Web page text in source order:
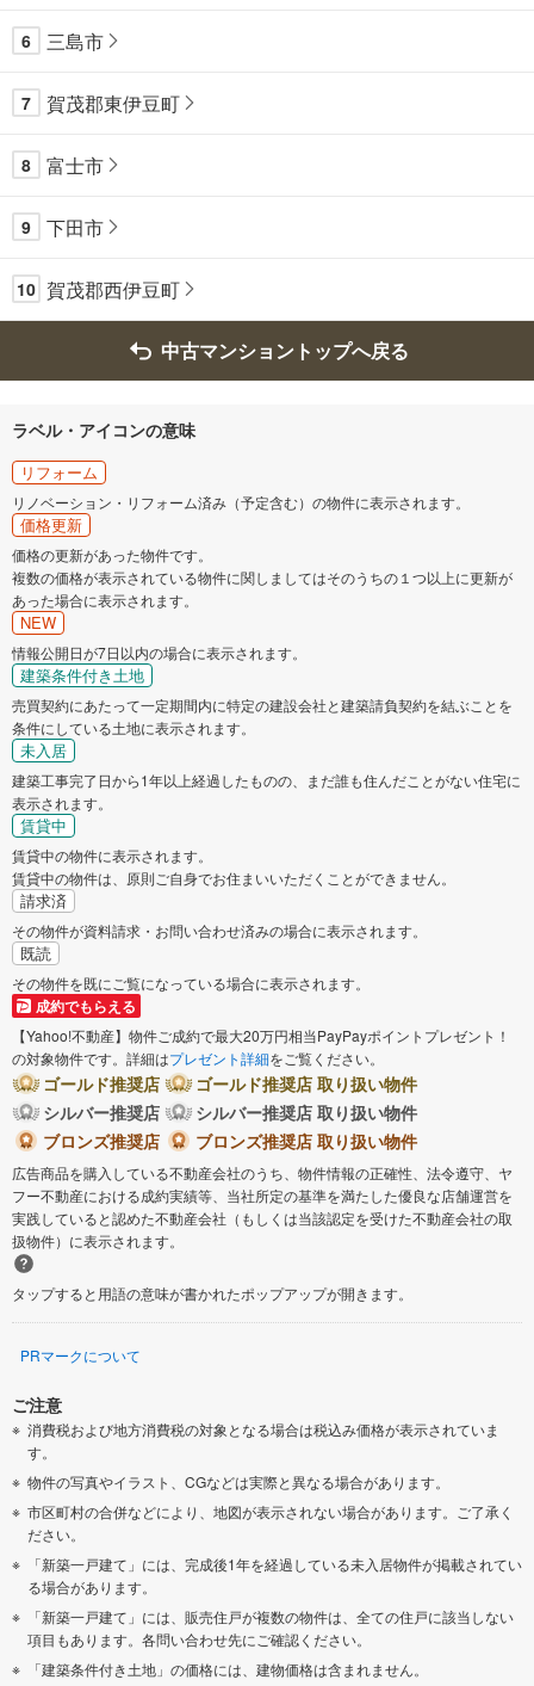
6 三島市
7 賀茂郡東伊豆町
8 富士市
9 下田市
10 賀茂郡西伊豆町
中古マンショントップへ戻る
ラベル・アイコンの意味
リフォーム
リノベーション・リフォーム済み（予定含む）の物件に表示されます。
価格更新
価格の更新があった物件です。
複数の価格が表示されている物件に関しましてはそのうちの１つ以上に更新が
あった場合に表示されます。
NEW
情報公開日が7日以内の場合に表示されます。
建築条件付き土地
売買契約にあたって一定期間内に特定の建設会社と建築請負契約を結ぶことを
条件にしている土地に表示されます。
未入居
建築工事完了日から1年以上経過したものの、まだ誰も住んだことがない住宅に
表示されます。
賃貸中
賃貸中の物件に表示されます。
賃貸中の物件は、原則ご自身でお住まいいただくことができません。
請求済
その物件が資料請求・お問い合わせ済みの場合に表示されます。
既読
その物件を既にご覧になっている場合に表示されます。
成約でもらえる
【Yahoo!不動産】物件ご成約で最大20万円相当PayPayポイントプレゼント！
の対象物件です。詳細はプレゼント詳細をご覧ください。
ゴールド推奨店
ゴールド推奨店 取り扱い物件
シルバー推奨店
シルバー推奨店 取り扱い物件
ブロンズ推奨店
ブロンズ推奨店 取り扱い物件
広告商品を購入している不動産会社のうち、物件情報の正確性、法令遵守、ヤ
フー不動産における成約実績等、当社所定の基準を満たした優良な店舗運営を
実践していると認めた不動産会社（もしくは当該認定を受けた不動産会社の取
扱物件）に表示されます。
タップすると用語の意味が書かれたポップアップが開きます。
PRマークについて
ご注意
消費税および地方消費税の対象となる場合は税込み価格が表示されていま
す。
物件の写真やイラスト、CGなどは実際と異なる場合があります。
市区町村の合併などにより、地図が表示されない場合があります。ご了承く
ださい。
「新築一戸建て」には、完成後1年を経過している未入居物件が掲載されてい
る場合があります。
「新築一戸建て」には、販売住戸が複数の物件は、全ての住戸に該当しない
項目もあります。各問い合わせ先にご確認ください。
「建築条件付き土地」の価格には、建物価格は含まれません。